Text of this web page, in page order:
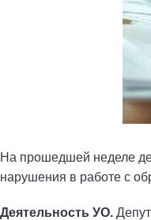
На прошедшей неделе
нарушения в работе с
Деятельность УО.